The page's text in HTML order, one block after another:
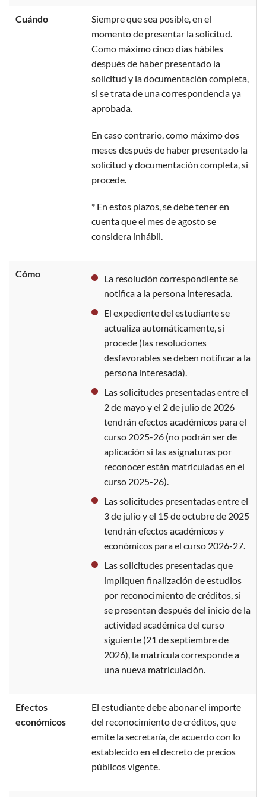
Cuándo
Siempre que sea posible, en el
momento de presentar la solicitud.
Como máximo cinco días hábiles
después de haber presentado la
solicitud y la documentación completa,
si se trata de una correspondencia ya
aprobada.
En caso contrario, como máximo dos
meses después de haber presentado la
solicitud y documentación completa, si
procede.
* En estos plazos, se debe tener en
cuenta que el mes de agosto se
considera inhábil.
Cómo
La resolución correspondiente se
notifica a la persona interesada.
El expediente del estudiante se
actualiza automáticamente, si
procede (las resoluciones
desfavorables se deben notificar a la
persona interesada).
Las solicitudes presentadas entre el
2 de mayo y el 2 de julio de 2026
tendrán efectos académicos para el
curso 2025-26 (no podrán ser de
aplicación si las asignaturas por
reconocer están matriculadas en el
curso 2025-26).
Las solicitudes presentadas entre el
3 de julio y el 15 de octubre de 2025
tendrán efectos académicos y
económicos para el curso 2026-27.
Las solicitudes presentadas que
impliquen finalización de estudios
por reconocimiento de créditos, si
se presentan después del inicio de la
actividad académica del curso
siguiente (21 de septiembre de
2026), la matrícula corresponde a
una nueva matriculación.
Efectos
económicos
El estudiante debe abonar el importe
del reconocimiento de créditos, que
emite la secretaría, de acuerdo con lo
establecido en el decreto de precios
públicos vigente.